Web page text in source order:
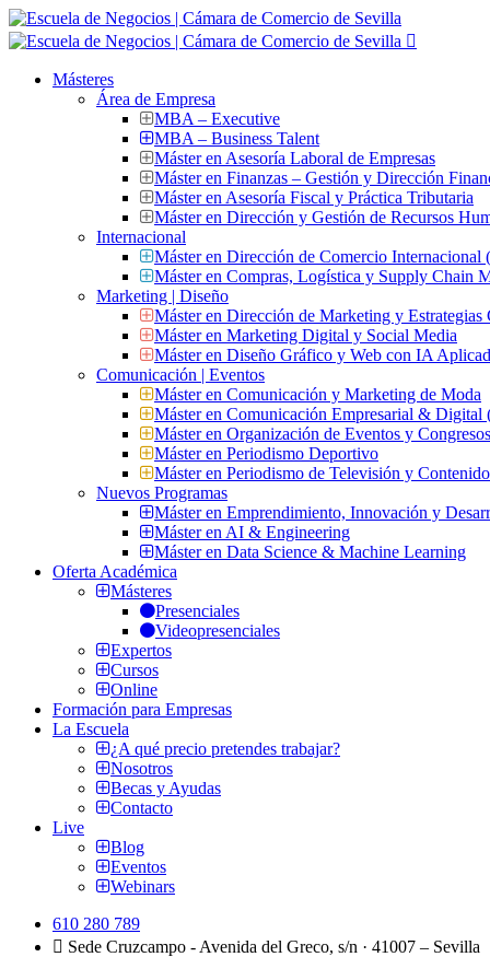
Másteres
Área de Empresa
MBA – Executive
MBA – Business Talent
Máster en Asesoría Laboral de Empresas
Máster en Finanzas – Gestión y Dirección
Máster en Asesoría Fiscal y Práctica Tributaria
Máster en Dirección y Gestión de Recursos
Internacional
Máster en Dirección de Comercio
Máster en Compras, Logística y Supply Chain
Marketing | Diseño
Máster en Dirección de Marketing y Estrategias
Máster en Marketing Digital y Social Media
Máster en Diseño Gráfico y Web con IA
Comunicación | Eventos
Máster en Comunicación y Marketing de Moda
Máster en Comunicación Empresarial &
Máster en Organización de Eventos y
Máster en Periodismo Deportivo
Máster en Periodismo de Televisión y
Nuevos Programas
Máster en Emprendimiento, Innovación y
Máster en AI & Engineering
Máster en Data Science & Machine Learning
Oferta Académica
Másteres
Presenciales
Videopresenciales
Expertos
Cursos
Online
Formación para Empresas
La Escuela
¿A qué precio pretendes trabajar?
Nosotros
Becas y Ayudas
Contacto
Live
Blog
Eventos
Webinars
610 280 789
Sede Cruzcampo - Avenida del Greco, s/n · 41007 – Sevilla